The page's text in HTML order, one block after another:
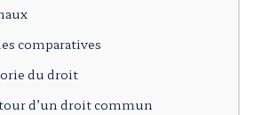
comparatives
du droit
d’un droit commun